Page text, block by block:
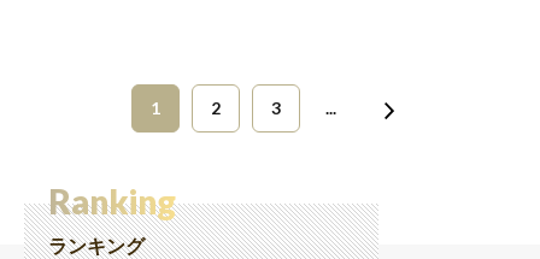
1 2 3 ...
Ranking
ランキング